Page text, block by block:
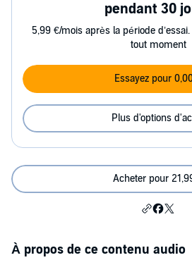
pendant 30
5,99 €/mois après la période
tout moment
Essayez pour
Plus d'options
Acheter pour
À propos de ce contenu audio